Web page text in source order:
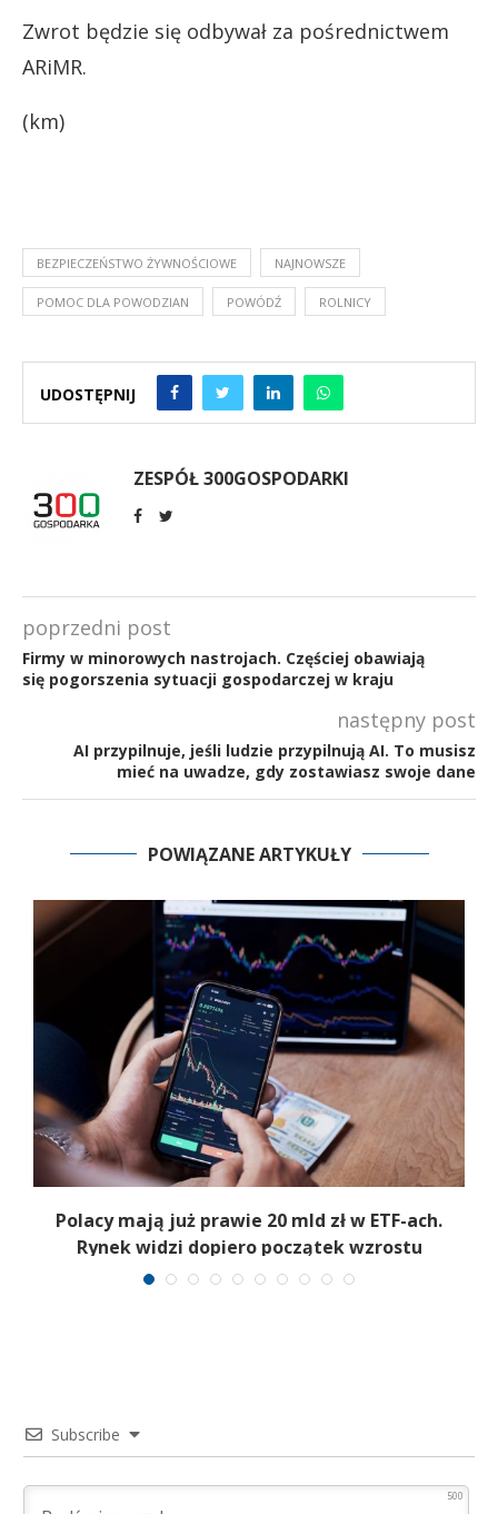
Zwrot będzie się odbywał za pośrednictwem
ARiMR.
(km)
BEZPIECZEŃSTWO ŻYWNOŚCIOWE NAJNOWSZE
POMOC DLA POWODZIAN POWÓDŹ ROLNICY
UDOSTĘPNIJ
ZESPÓŁ 300GOSPODARKI
poprzedni post
Firmy w minorowych nastrojach. Częściej obawiają
się pogorszenia sytuacji gospodarczej w kraju
następny post
AI przypilnuje, jeśli ludzie przypilnują AI. To musisz
mieć na uwadze, gdy zostawiasz swoje dane
POWIĄZANE ARTYKUŁY
Polacy mają już prawie 20 mld zł w ETF-ach.
Rynek widzi dopiero początek wzrostu
Subscribe
500